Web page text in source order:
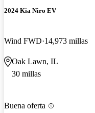
2024 Kia Niro EV
Wind FWD 14,973 millas
Oak Lawn, IL
30 millas
Buena oferta